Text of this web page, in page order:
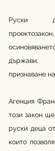
Руски
държави,
признаване
Агенция
този закон
руски деца
които